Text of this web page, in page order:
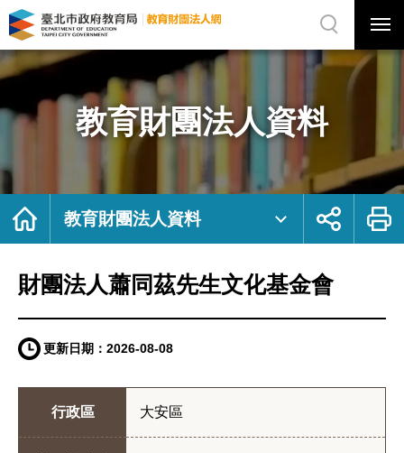
財
團
人
茲
先
會
北
育
網
站
選
選
單
關
網
站
尋
教育財團法人資料
首
教育財團法人資料
展
鈕
列
財團法人蕭同茲先生文化基金會
更新日期： 2026-08-08
行政區 大安區